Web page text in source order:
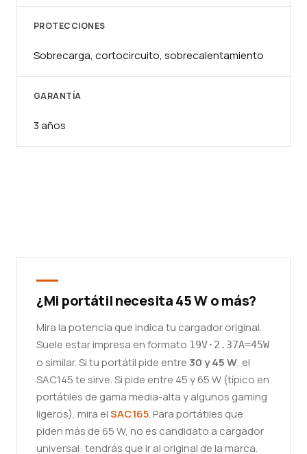
PROTECCIONES
Sobrecarga, cortocircuito, sobrecalentamiento
GARANTÍA
3 años
¿Mi portátil necesita 45 W o más?
Mira la potencia que indica tu cargador original.
Suele estar impresa en formato 19V·2.37A=45W
o similar. Si tu portátil pide entre 30 y 45 W, el
SAC145 te sirve. Si pide entre 45 y 65 W (típico en
portátiles de gama media-alta y algunos gaming
ligeros), mira elSAC165. Para portátiles que
piden más de 65 W, no es candidato a cargador
universal: tendrás que ir al original de la marca.